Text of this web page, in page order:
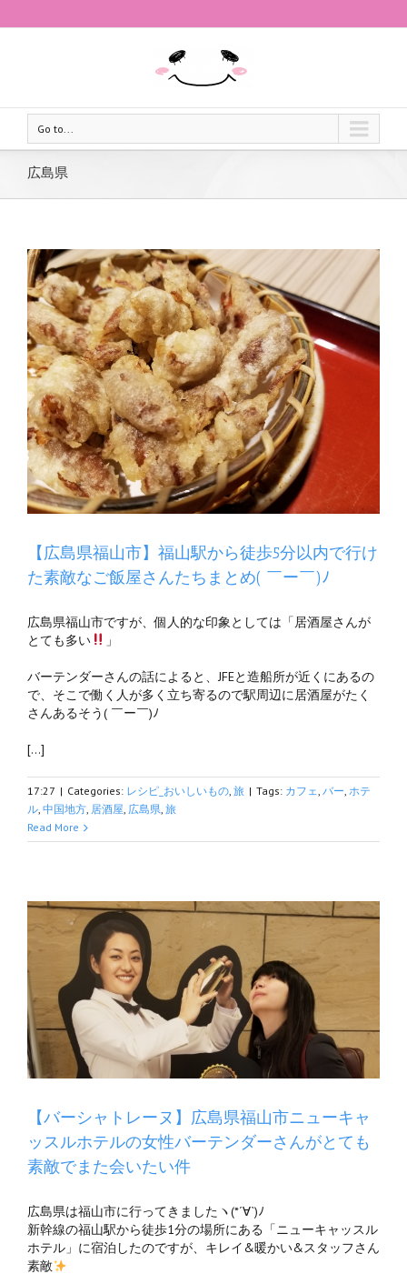
Go to...
広島県
【広島県福山市】福山駅から徒歩5分以内で行け
た素敵なご飯屋さんたちまとめ( ￣ー￣)ﾉ
広島県福山市ですが、個人的な印象としては「居酒屋さんが
とても多い
」
バーテンダーさんの話によると、JFEと造船所が近くにあるの
で、そこで働く人が多く立ち寄るので駅周辺に居酒屋がたく
さんあるそう( ￣ー￣)ﾉ
[…]
17:27 | Categories: レシピ_おいしいもの, 旅 | Tags: カフェ, バー, ホテ
ル, 中国地方, 居酒屋, 広島県, 旅
Read More
【バーシャトレーヌ】広島県福山市ニューキャ
ッスルホテルの女性バーテンダーさんがとても
素敵でまた会いたい件
広島県は福山市に行ってきましたヽ(*´∀`)ﾉ
新幹線の福山駅から徒歩1分の場所にある「ニューキャッスル
ホテル」に宿泊したのですが、キレイ&暖かい&スタッフさん
素敵